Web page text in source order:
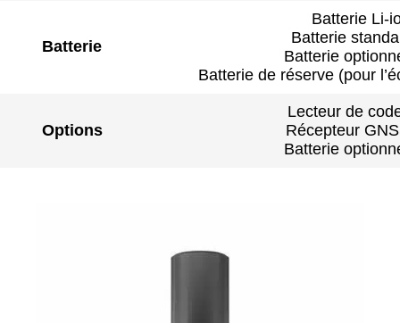
Batterie
Batterie Li-
Batterie
Batterie
Batterie de réserve (pour
Options
Lecteur de
Récepteur
Batterie